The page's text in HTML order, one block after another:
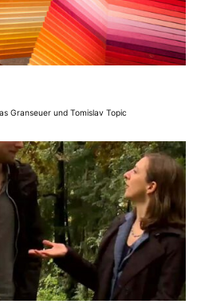
Granseuer und Tomislav Topic